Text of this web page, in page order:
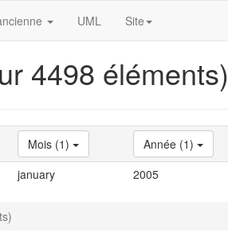
UML Site
4498 éléments)
Mois (1) Année (1)
january 2005